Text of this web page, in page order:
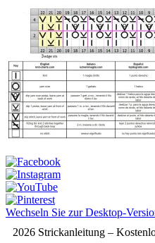
Wechseln Sie zur Desktop-
2026 Strickanleitung –